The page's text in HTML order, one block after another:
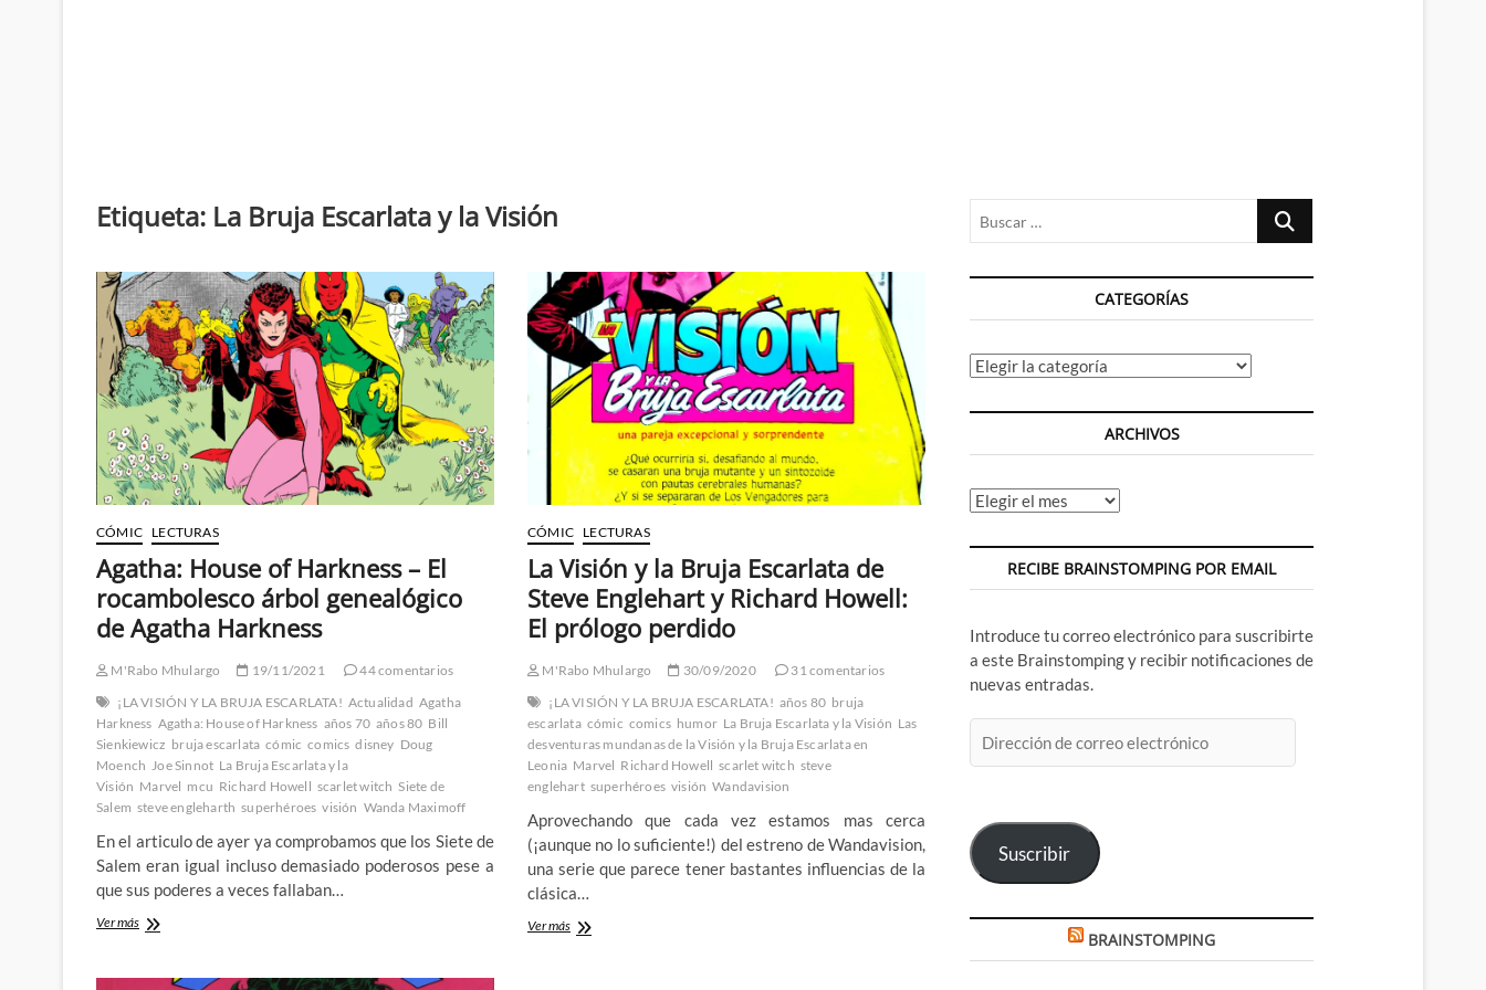
Etiqueta: La Bruja Escarlata y la Visión
CÓMIC LECTURAS
Agatha: House of Harkness – El
rocambolesco árbol genealógico
de Agatha Harkness
M'Rabo Mhulargo 19/11/2021
44 comentarios
¡LA VISIÓN Y LA BRUJA ESCARLATA! Actualidad Agatha
Harkness Agatha: House of Harkness años 70 años 80 Bill
Sienkiewicz bruja escarlata cómic comics disney Doug
Moench Joe Sinnot La Bruja Escarlata y la
Visión Marvel mcu Richard Howell scarlet witch Siete de
Salem steve engleharth superhéroes visión Wanda Maximoff
En el articulo de ayer ya comprobamos que los Siete de
Salem eran igual incluso demasiado poderosos pese a
que sus poderes a veces fallaban…
Ver másAgatha:
Harkness
CÓMIC LECTURAS
La Visión y la Bruja Escarlata de
Steve Englehart y Richard Howell:
El prólogo perdido
M'Rabo Mhulargo 30/09/2020
31 comentarios
¡LA VISIÓN Y LA BRUJA ESCARLATA! años 80 bruja
escarlata cómic comics humor La Bruja Escarlata y la Visión Las
desventuras mundanas de la Visión y la Bruja Escarlata en
Leonia Marvel Richard Howell scarlet witch steve
englehart superhéroes visión Wandavision
Aprovechando que cada vez estamos mas cerca
(¡aunque no lo suficiente!) del estreno de Wandavision,
una serie que parece tener bastantes influencias de la
clásica…
Ver másLa
Buscar
CATEGORÍAS
Categorías
ARCHIVOS
Archivos
RECIBE BRAINSTOMPING POR EMAIL
Introduce tu correo electrónico para suscribirte
a este Brainstomping y recibir notificaciones de
nuevas entradas.
de
Suscribir
BRAINSTOMPING